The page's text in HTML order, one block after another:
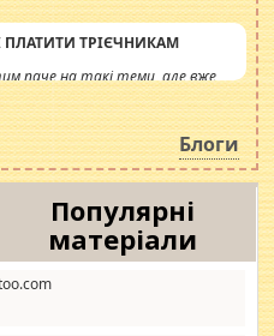
ТРІЄЧНИКАМ
паче на такі теми, але вже
сьогоднішні інсенуації
питання. Штучно
катастрофа.
Блоги
Популярні
матеріали